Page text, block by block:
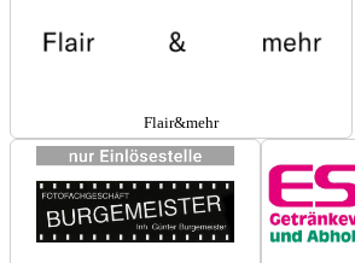
Flair&mehr